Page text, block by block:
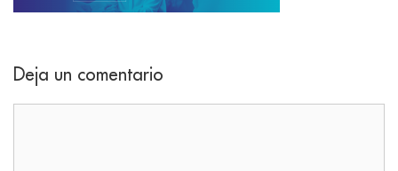
Deja un comentario